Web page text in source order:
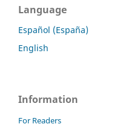
Language
Español (España)
English
Information
For Readers